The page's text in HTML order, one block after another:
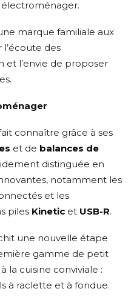
marque familiale aux
des
et l’envie de proposer
connaître grâce à ses
et de balances de
distinguée en
notamment les
et les
piles Kinetic et USB-R.
une nouvelle étape
gamme de petit
la cuisine conviviale :
à raclette et à fondue.